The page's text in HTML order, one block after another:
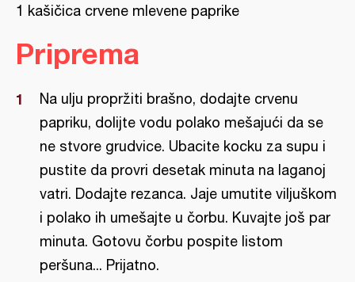
1 kašičica crvene mlevene paprike
Priprema
Na ulju propržiti brašno, dodajte crvenu
papriku, dolijte vodu polako mešajući da se
ne stvore grudvice. Ubacite kocku za supu i
pustite da provri desetak minuta na laganoj
vatri. Dodajte rezanca. Jaje umutite viljuškom
i polako ih umešajte u čorbu. Kuvajte još par
minuta. Gotovu čorbu pospite listom
peršuna... Prijatno.